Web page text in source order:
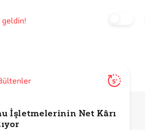
5'
İşletmelerinin Net Kârı